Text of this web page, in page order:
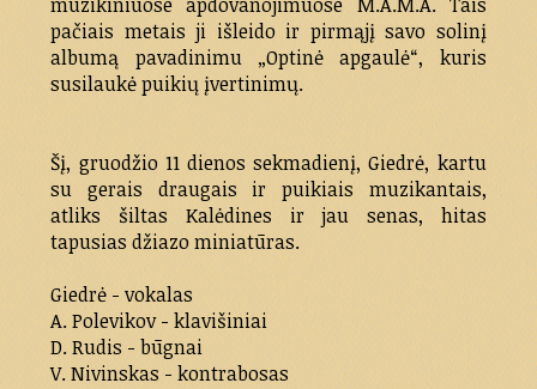
pačiais metais ji išleido ir pirmąjį savo solinį
albumą pavadinimu „Optinė apgaulė“, kuris
susilaukė puikių įvertinimų.
Šį, gruodžio 11 dienos sekmadienį, Giedrė, kartu
su gerais draugais ir puikiais muzikantais,
atliks šiltas Kalėdines ir jau senas, hitas
tapusias džiazo miniatūras.
Giedrė - vokalas
A. Polevikov - klavišiniai
D. Rudis - būgnai
V. Nivinskas - kontrabosas